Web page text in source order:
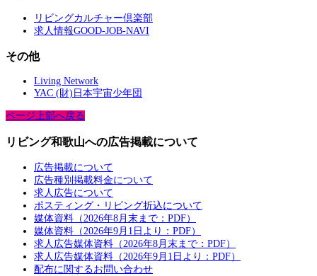
リビングカルチャー倶楽部
求人情報GOOD-JOB-NAVI
その他
Living Network
YAC (財)日本宇宙少年団
ページ上部へ戻る
リビング和歌山への広告掲載について
広告掲載について
広告種別掲載料金について
求人広告について
ポスティング・リビング折込について
媒体資料（2026年8月末まで：PDF）
媒体資料（2026年9月1日より：PDF）
求人広告媒体資料（2026年8月末まで：PDF）
求人広告媒体資料（2026年9月1日より：PDF）
配布に関するお問い合わせ